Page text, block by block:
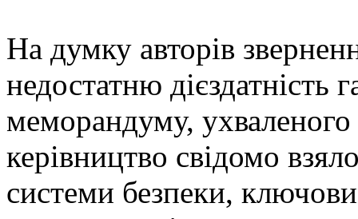
На думку авторів
недостатню дієздатність
меморандуму, ухваленого
керівництво свідомо
системи безпеки,